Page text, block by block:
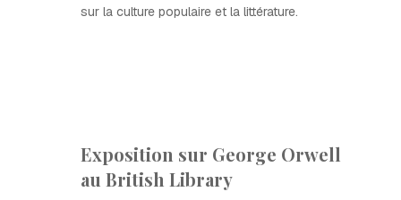
sur la culture populaire et la littérature.
Exposition sur George Orwell
au British Library